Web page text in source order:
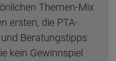
Themen-Mix
ersten, die PTA-
Beratungstipps
kein Gewinnspiel